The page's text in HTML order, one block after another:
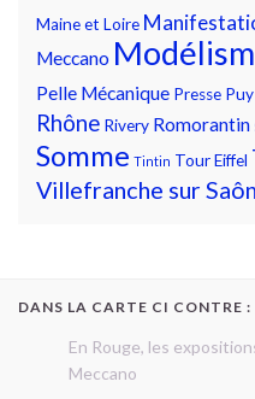
Maine et Loire
Meccano
Pelle Mécanique Presse
Rhône Rivery Romorantin
Somme Tintin Tour Eiffel
Villefranche sur
DANS LA CARTE CI CONTRE :
En Rouge, les
Meccano